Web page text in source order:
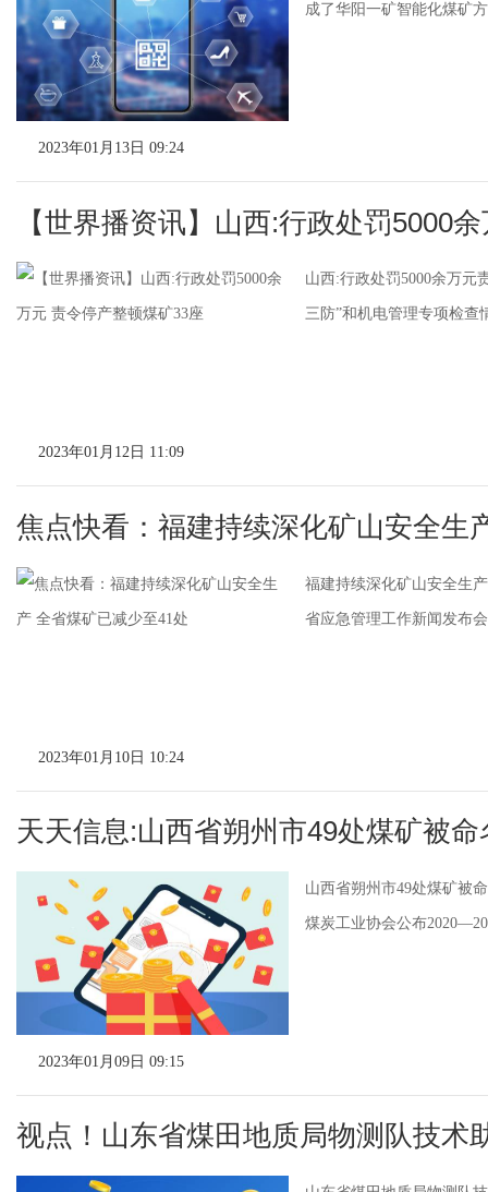
成了华阳一矿智能化煤矿
2023年01月13日 09:24
【世界播资讯】山西:行政处罚5000
山西:行政处罚5000余万元
三防”和机电管理专项检查
2023年01月12日 11:09
焦点快看：福建持续深化矿山安全生
福建持续深化矿山安全生
省应急管理工作新闻发布
2023年01月10日 10:24
天天信息:山西省朔州市49处煤矿被
山西省朔州市49处煤矿被
煤炭工业协会公布
2023年01月09日 09:15
视点！山东省煤田地质局物测队技术